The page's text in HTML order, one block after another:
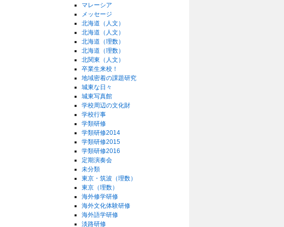
マレーシア
メッセージ
北海道（人文）
北海道（人文）
北海道（理数）
北海道（理数）
北関東（人文）
卒業生来校！
地域密着の課題研究
城東な日々
城東写真館
学校周辺の文化財
学校行事
学類研修
学類研修2014
学類研修2015
学類研修2016
定期演奏会
未分類
東京・筑波（理数）
東京（理数）
海外修学研修
海外文化体験研修
海外語学研修
淡路研修